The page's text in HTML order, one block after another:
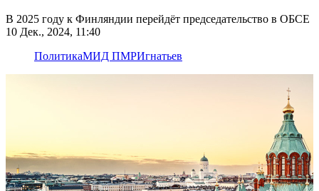
В 2025 году к Финляндии перейдёт председательство в ОБСЕ
10 Дек., 2024, 11:40
ПолитикаМИД ПМРИгнатьев